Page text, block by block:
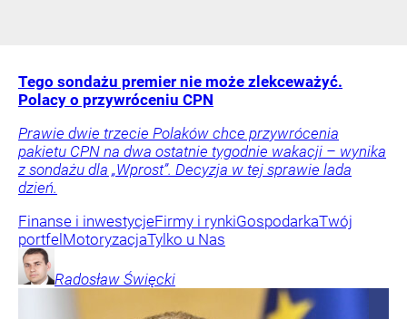
Tego sondażu premier nie może zlekceważyć.
Polacy o przywróceniu CPN
Prawie dwie trzecie Polaków chce przywrócenia
pakietu CPN na dwa ostatnie tygodnie wakacji – wynika
z sondażu dla „Wprost”. Decyzja w tej sprawie lada
dzień.
Finanse i inwestycjeFirmy i rynkiGospodarkaTwój
portfel MotoryzacjaTylko u Nas
Radosław Święcki